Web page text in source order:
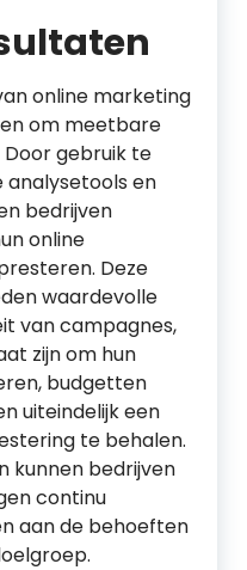
online marketing
om meetbare
gebruik te
analysetools en
bedrijven
online
Deze
waardevolle
van campagnes,
zijn om hun
budgetten
uiteindelijk een
te behalen.
kunnen bedrijven
continu
aan de behoeften